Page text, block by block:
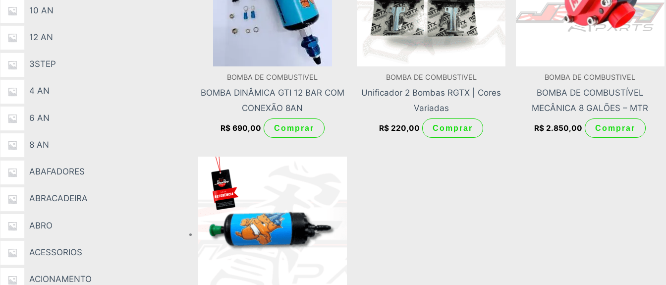
10 AN
12 AN
3STEP
4 AN
6 AN
8 AN
ABAFADORES
ABRACADEIRA
ABRO
ACESSORIOS
ACIONAMENTO
BOMBA DE COMBUSTIVEL
BOMBA DINÂMICA GTI 12 BAR COM
CONEXÃO 8AN
R$690,00 Comprar
BOMBA DE COMBUSTIVEL
Unificador 2 Bombas RGTX | Cores
Variadas
R$ 220,00 Comprar
BOMBA DE COMBUSTIVEL
BOMBA DE COMBUSTÍVEL
MECÂNICA 8 GALÕES – MTR
R$ 2.850,00 Comprar